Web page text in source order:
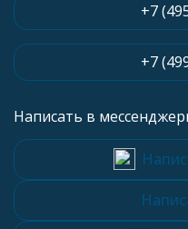
+7
+7
Написать в